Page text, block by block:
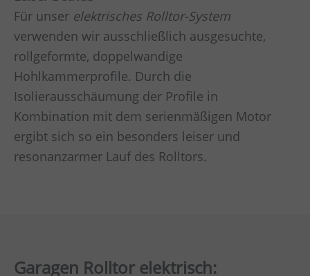
Für unser elektrisches Rolltor-System
verwenden wir ausschließlich ausgesuchte,
rollgeformte, doppelwandige
Hohlkammerprofile. Durch die
Isolierausschäumung der Profile in
Kombination mit dem serienmäßigen Motor
ergibt sich so ein besonders leiser und
resonanzarmer Lauf des Rolltors.
Garagen Rolltor elektrisch: